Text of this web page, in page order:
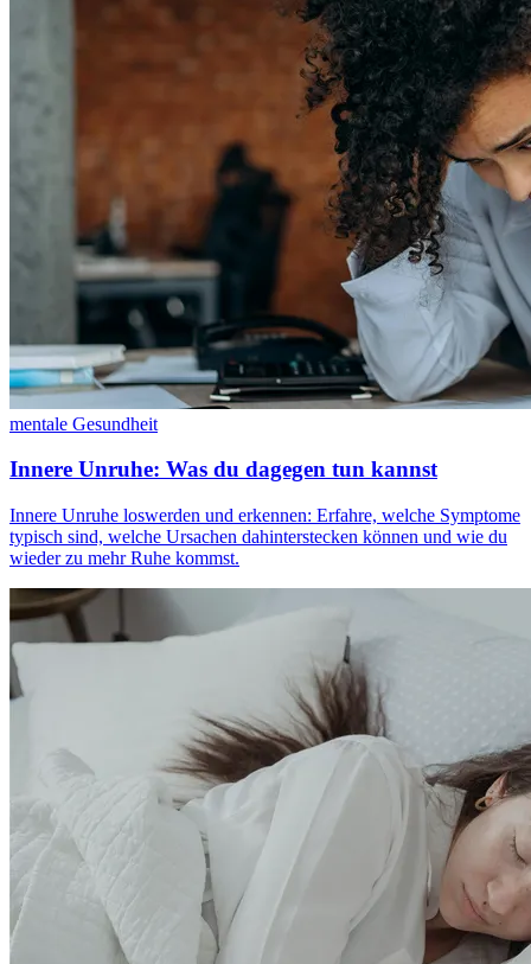
mentale Gesundheit
Innere Unruhe: Was du dagegen tun kannst
Innere Unruhe loswerden und erkennen: Erfahre, welche Symptome
typisch sind, welche Ursachen dahinterstecken können und wie du
wieder zu mehr Ruhe kommst.